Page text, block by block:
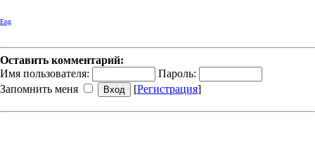
Eng
Оставить комментарий:
Имя пользователя:
Пароль:
Запомнить меня
[Регистрация]